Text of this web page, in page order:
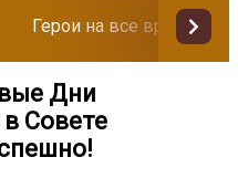
Герои на все времена
Дни
Совете